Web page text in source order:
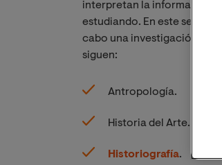
interpretan la información
estudiando. En este
cabo una investigación
siguen:
Antropología.
Historia del Arte.
Historiografía.